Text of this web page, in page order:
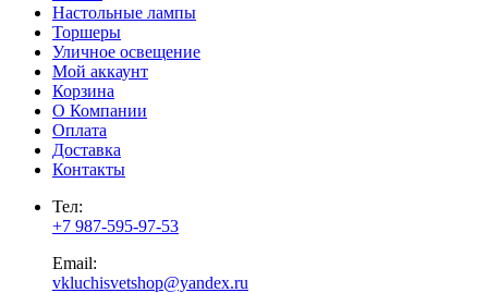
Настольные лампы
Торшеры
Уличное освещение
Мой аккаунт
Корзина
О Компании
Оплата
Доставка
Контакты
Тел:
+7 987-595-97-53
Email:
vkluchisvetshop@yandex.ru